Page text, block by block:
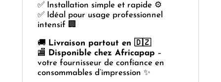
✅ Installation simple et rapide ⚙️
✅ Idéal pour usage professionnel
intensif 🏢
🚚 Livraison partout en 🇩🇿
🏬
Disponible chez Africapap –
votre fournisseur de confiance en
consommables d’impression ✨